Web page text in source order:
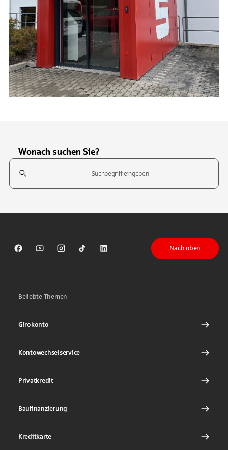
Wonach suchen Sie?
Suchfeld
Sparkasse auf Facebook
Sparkasse auf Youtube
Sparkasse auf Instagram
Sparkasse auf TikTok
Sparkasse auf LinkedIn
Nach oben
Beliebte Themen
Girokonto
Kontowechselservice
Privatkredit
Baufinanzierung
Kreditkarte